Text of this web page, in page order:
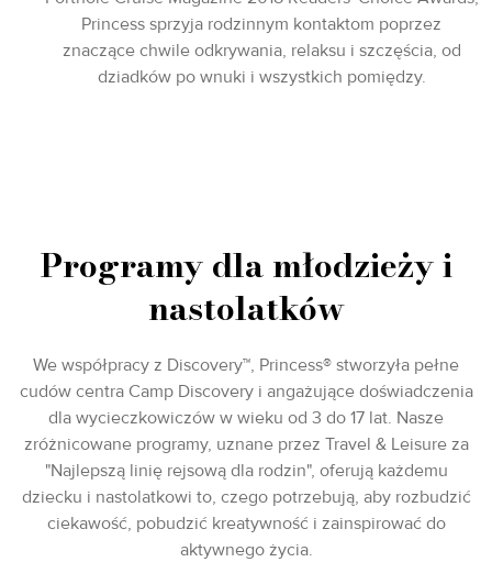
Princess sprzyja rodzinnym kontaktom poprzez
znaczące chwile odkrywania, relaksu i szczęścia, od
dziadków po wnuki i wszystkich pomiędzy.
Programy dla młodzieży i
nastolatków
We współpracy z Discovery™, Princess® stworzyła pełne
cudów centra Camp Discovery i angażujące doświadczenia
dla wycieczkowiczów w wieku od 3 do 17 lat. Nasze
zróżnicowane programy, uznane przez Travel & Leisure za
"Najlepszą linię rejsową dla rodzin", oferują każdemu
dziecku i nastolatkowi to, czego potrzebują, aby rozbudzić
ciekawość, pobudzić kreatywność i zainspirować do
aktywnego życia.